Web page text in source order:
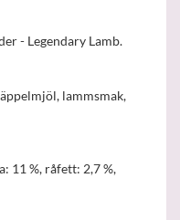
- Legendary Lamb.
lammsmak,
11 %, råfett: 2,7 %,